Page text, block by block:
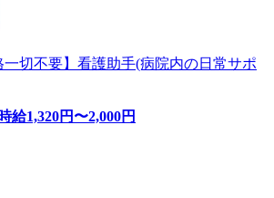
切不要】看護助手(病院内の日常サポ
時給1,320円〜2,000円